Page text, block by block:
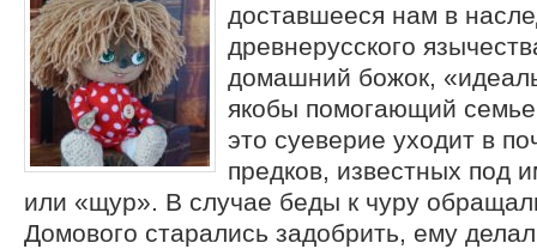
доставшееся нам в
древнерусского
домашний божок,
якобы помогающий
это суеверие уходит в
предков, известных под
или «щур». В случае беды к чуру
Домового старались задобрить, ему